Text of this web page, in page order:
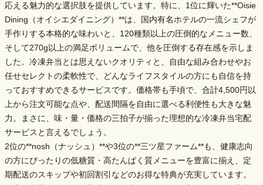
応える魅力的な選択肢を提供しています。特に、1位に輝いた**Oisie
Dining（オイシエダイニング）**は、
国内有名ホテルの一流シェフが
手作りする本格的な味わいと、 120種類以上の圧倒的なメニュー数、
そして270g以上の満足ボリュームで、他を圧倒する存在感を示しま
した。冷凍弁当とは思えないクオリティと、自由な組み合わせやお
任せセレクトの柔軟性で、どんなライフスタイルの方にも自信を持
っておすすめできるサービスです。価格帯も手頃で、合計4,500円以
上から注文可能な点や、配送間隔を自由に選べる利便性も大きな魅
力。まさに、味・量・価格の三拍子が揃った理想的な冷凍弁当宅配
サービスと言えるでしょう。
2位の**nosh（ナッシュ）**や3位の**三ツ星ファーム**も、健康志向
の方にぴったりの低糖質・高たんぱく質メニューを豊富に揃え、定
期配送のスキップや初回割引などのお得な特典が充実しています。